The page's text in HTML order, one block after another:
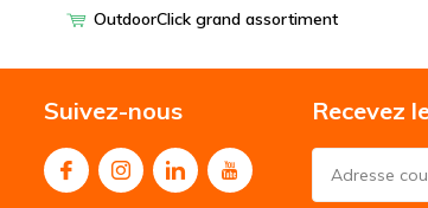
OutdoorClick grand assortiment
Suivez-nous Recevez